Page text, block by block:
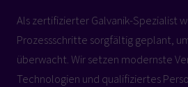
Als zertifizierter Galvanik-Spezialist
Prozessschritte sorgfältig geplant,
überwacht. Wir setzen modernste
Technologien und qualifiziertes